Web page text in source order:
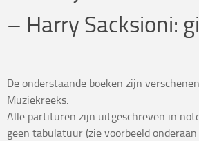
– Harry Sacksioni:
De onderstaande boeken zijn
Muziekreeks.
Alle partituren zijn uitgeschreven in
geen tabulatuur (zie voorbeeld onderaan